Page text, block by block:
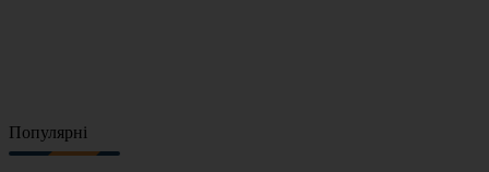
Популярні